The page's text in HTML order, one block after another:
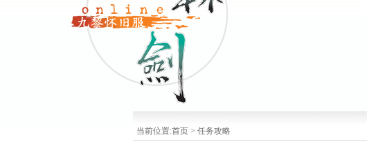
当前位置:首页 > 任务攻略